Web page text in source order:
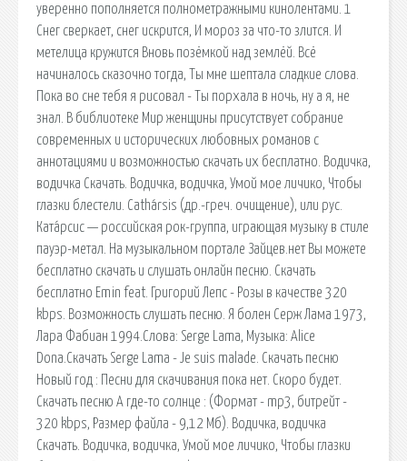
уверенно пополняется полнометражными кинолентами. 1
Снег сверкает, снег искрится, И мороз за что-то злится. И
метелица кружится Вновь позёмкой над землёй. Всё
начиналось сказочно тогда, Ты мне шептала сладкие слова.
Пока во сне тебя я рисовал - Ты порхала в ночь, ну а я, не
знал. В библиотеке Мир женщины присутствует собрание
современных и исторических любовных романов с
аннотациями и возможностью скачать их бесплатно. Водичка,
водичка Скачать. Водичка, водичка, Умой мое личико, Чтобы
глазки блестели. Cathársis (др.-греч. очищение), или рус.
Ката́рсис — российская рок-группа, играющая музыку в стиле
пауэр-метал. На музыкальном портале Зайцев.нет Вы можете
бесплатно скачать и слушать онлайн песню. Скачать
бесплатно Emin feat. Григорий Лепс - Розы в качестве 320
kbps. Возможность слушать песню. Я болен Серж Лама 1973,
Лара Фабиан 1994.Слова: Serge Lama, Музыка: Alice
Dona.Скачать Serge Lama - Je suis malade. Скачать песню
Новый год : Песни для скачивания пока нет. Скоро будет.
Скачать песню А где-то солнце : (Формат - mp3, битрейт -
320 kbps, Размер файла - 9,12 Мб). Водичка, водичка
Скачать. Водичка, водичка, Умой мое личико, Чтобы глазки